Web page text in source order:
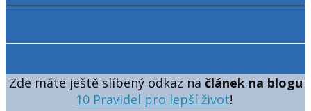
Zde máte ještě slíbený odkaz na článek na blogu
10 Pravidel pro lepší život!